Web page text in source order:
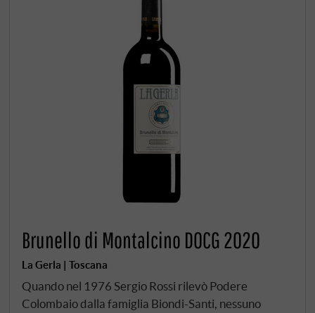
Brunello di Montalcino DOCG 2020
La Gerla | Toscana
Quando nel 1976 Sergio Rossi rilevò Podere
Colombaio dalla famiglia Biondi-Santi, nessuno